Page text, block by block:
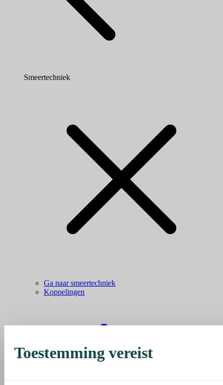
Smeertechniek
Ga naar smeertechniek
Koppelingen
Toestemming vereist